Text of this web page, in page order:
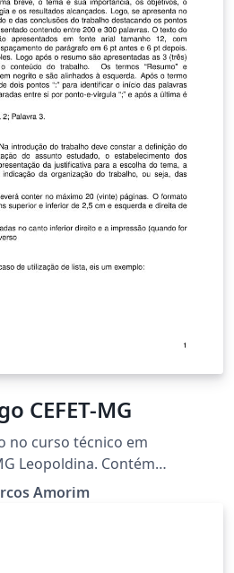
CEFET-MG
no curso técnico em
Leopoldina. Contém
Article template
Amorim